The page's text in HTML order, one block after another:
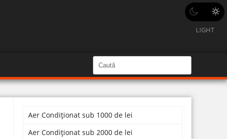
LIGHT
a
ă
î
C
a
n
S
t
Aer Condiționat sub 1000 de lei
Aer Condiționat sub 2000 de lei